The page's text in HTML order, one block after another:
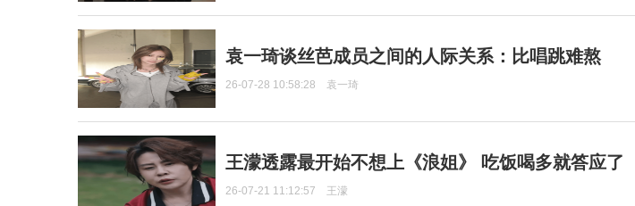
袁一琦谈丝芭成员之间的人际关系：比唱跳难熬
26-07-28 10:58:28 袁一琦
王濛透露最开始不想上《浪姐》 吃饭喝多就答应了
26-07-21 11:12:57 王濛